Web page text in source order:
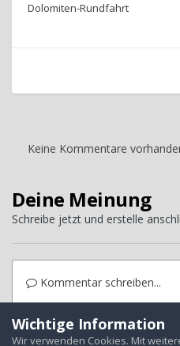
Dolomiten-Rundfahrt
Keine Kommentare
Deine Meinung
Schreibe jetzt und erstelle
Kommentar schreiben...
Startseite Galerie Treffen
Wichtige Information
Wir verwenden Cookies. Mit